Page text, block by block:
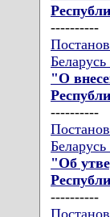
----------
"О
----------
"Об
----------